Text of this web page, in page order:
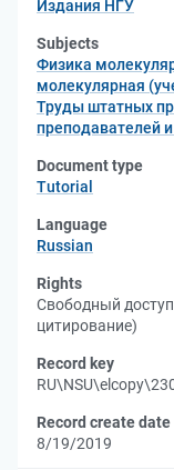
Издания НГУ
Subjects
Физика
молекулярная
Труды штатных
преподавателей
Document type
Tutorial
Language
Russian
Rights
Свободный доступ
цитирование)
Record key
Record create date
8/19/2019